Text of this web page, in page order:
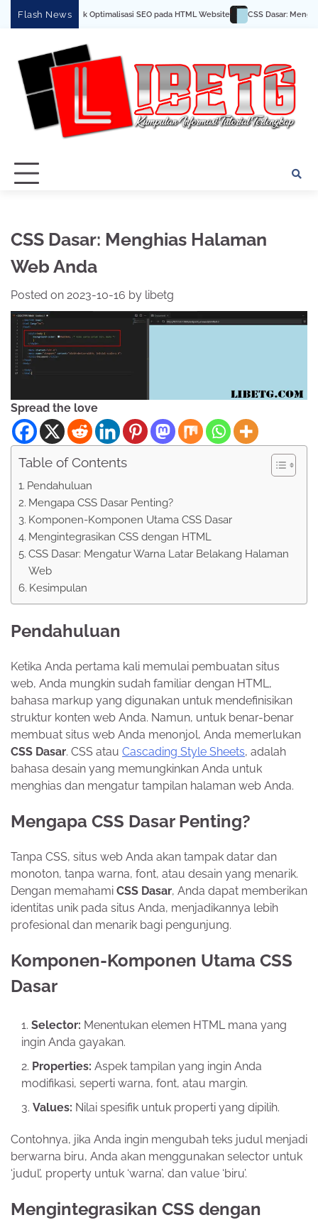
Flash News
dan Trik Optimalisasi SEO pada HTML Website CSS Dasar: Menghias
CSS Dasar: Menghias Halaman
Web Anda
Posted on 2023-10-16 by libetg
Spread the love
Table of Contents
Pendahuluan
Mengapa CSS Dasar Penting?
Komponen-Komponen Utama CSS Dasar
Mengintegrasikan CSS dengan HTML
CSS Dasar: Mengatur Warna Latar Belakang Halaman
Web
Kesimpulan
Pendahuluan
Ketika Anda pertama kali memulai pembuatan situs
web, Anda mungkin sudah familiar dengan HTML,
bahasa markup yang digunakan untuk mendefinisikan
struktur konten web Anda. Namun, untuk benar-benar
membuat situs web Anda menonjol, Anda memerlukan
CSS Dasar. CSS atau Cascading Style Sheets, adalah
bahasa desain yang memungkinkan Anda untuk
menghias dan mengatur tampilan halaman web Anda.
Mengapa CSS Dasar Penting?
Tanpa CSS, situs web Anda akan tampak datar dan
monoton, tanpa warna, font, atau desain yang menarik.
Dengan memahami CSS Dasar, Anda dapat memberikan
identitas unik pada situs Anda, menjadikannya lebih
profesional dan menarik bagi pengunjung.
Komponen-Komponen Utama CSS
Dasar
Selector: Menentukan elemen HTML mana yang
ingin Anda gayakan.
Properties: Aspek tampilan yang ingin Anda
modifikasi, seperti warna, font, atau margin.
Values: Nilai spesifik untuk properti yang dipilih.
Contohnya, jika Anda ingin mengubah teks judul menjadi
berwarna biru, Anda akan menggunakan selector untuk
‘judul’, property untuk ‘warna’, dan value ‘biru’.
Mengintegrasikan CSS dengan